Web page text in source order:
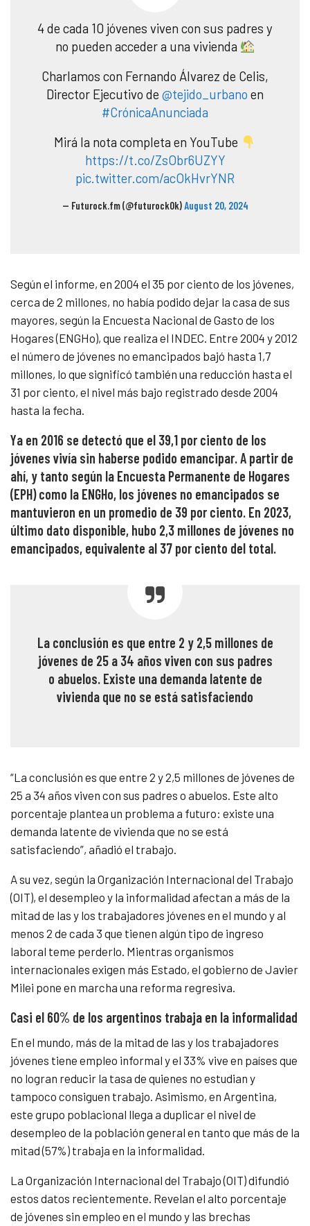
4 de cada 10 jóvenes viven con sus padres y
no pueden acceder a una vivienda
Charlamos con Fernando Álvarez de Celis,
Director Ejecutivo de @tejido_urbano en
#CrónicaAnunciada
Mirá la nota completa en YouTube
https://t.co/ZsObr6UZYY
pic.twitter.com/acOkHvrYNR
— Futurock.fm (@futurockOk)August 20, 2024
Según el informe, en 2004 el 35 por ciento de los jóvenes,
cerca de 2 millones, no había podido dejar la casa de sus
mayores, según la Encuesta Nacional de Gasto de los
Hogares (ENGHo), que realiza el INDEC. Entre 2004 y 2012
el número de jóvenes no emancipados bajó hasta 1,7
millones, lo que significó también una reducción hasta el
31 por ciento, el nivel más bajo registrado desde 2004
hasta la fecha.
Ya en 2016 se detectó que el 39,1 por ciento de los
jóvenes vivía sin haberse podido emancipar. A partir de
ahí, y tanto según la Encuesta Permanente de Hogares
(EPH) como la ENGHo, los jóvenes no emancipados se
mantuvieron en un promedio de 39 por ciento. En 2023,
último dato disponible, hubo 2,3 millones de jóvenes no
emancipados, equivalente al 37 por ciento del total.
La conclusión es que entre 2 y 2,5 millones de
jóvenes de 25 a 34 años viven con sus padres
o abuelos. Existe una demanda latente de
vivienda que no se está satisfaciendo
“La conclusión es que entre 2 y 2,5 millones de jóvenes de
25 a 34 años viven con sus padres o abuelos. Este alto
porcentaje plantea un problema a futuro: existe una
demanda latente de vivienda que no se está
satisfaciendo”, añadió el trabajo.
A su vez, según la Organización Internacional del Trabajo
(OIT), el desempleo y la informalidad afectan a más de la
mitad de las y los trabajadores jóvenes en el mundo y al
menos 2 de cada 3 que tienen algún tipo de ingreso
laboral teme perderlo. Mientras organismos
internacionales exigen más Estado, el gobierno de Javier
Milei pone en marcha una reforma regresiva.
Casi el 60% de los argentinos trabaja en la informalidad
En el mundo, más de la mitad de las y los trabajadores
jóvenes tiene empleo informal y el 33% vive en países que
no logran reducir la tasa de quienes no estudian y
tampoco consiguen trabajo. Asimismo, en Argentina,
este grupo poblacional llega a duplicar el nivel de
desempleo de la población general en tanto que más de la
mitad (57%) trabaja en la informalidad.
La Organización Internacional del Trabajo (OIT) difundió
estos datos recientemente. Revelan el alto porcentaje
de jóvenes sin empleo en el mundo y las brechas